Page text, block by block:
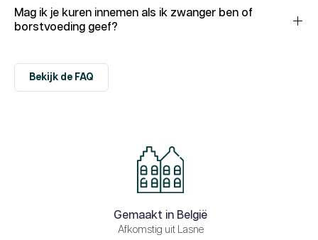
Mag ik je kuren innemen als ik zwanger ben of
borstvoeding geef?
Bekijk de FAQ
Gemaakt in België
Afkomstig uit Lasne